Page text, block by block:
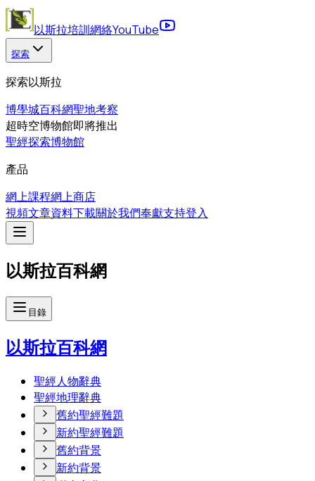
以斯拉培訓網絡YouTube
探索
探索以斯拉
博學城百科網聖地考察
超時空博物館即將推出
聖經探索博物館
產品
網上課程網上商店
視頻文章資料下載關於我們奉獻支持登入
以斯拉百科網
目錄
以斯拉百科網
聖經人物辭典
聖經地理辭典
舊約聖經難題
新約聖經難題
舊約背景
新約背景